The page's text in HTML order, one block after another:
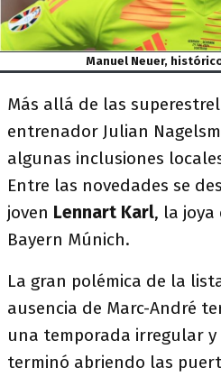
Manuel Neuer,
Más allá de las
entrenador Julian
algunas inclusiones
Entre las novedades se
joven Lennart Karl, la joya
Bayern Múnich.
La gran polémica de la
ausencia de Marc-André
una temporada irregular
terminó abriendo las